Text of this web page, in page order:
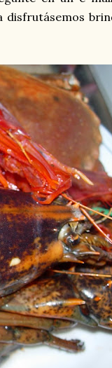
disfrutásemos